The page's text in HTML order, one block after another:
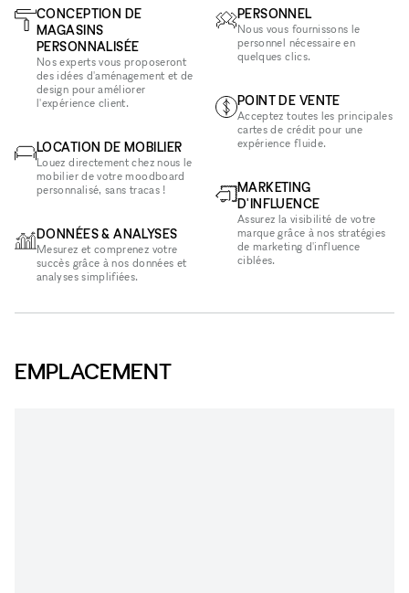
CONCEPTION DE
MAGASINS
PERSONNALISÉE
Nos experts vous proposeront
des idées d'aménagement et de
design pour améliorer
l'expérience client.
LOCATION DE MOBILIER
Louez directement chez nous le
mobilier de votre moodboard
personnalisé, sans tracas !
DONNÉES & ANALYSES
Mesurez et comprenez votre
succès grâce à nos données et
analyses simplifiées.
PERSONNEL
Nous vous fournissons le
personnel nécessaire en
quelques clics.
POINT DE VENTE
Acceptez toutes les principales
cartes de crédit pour une
expérience fluide.
MARKETING
D'INFLUENCE
Assurez la visibilité de votre
marque grâce à nos stratégies
de marketing d'influence
ciblées.
EMPLACEMENT